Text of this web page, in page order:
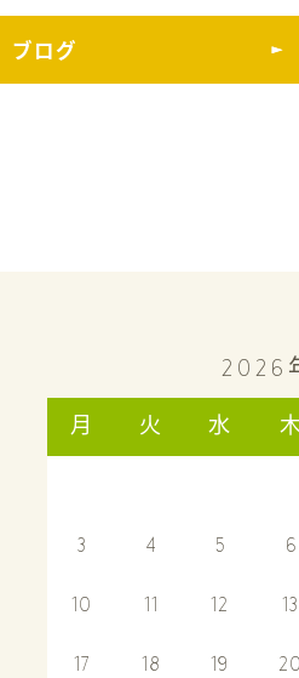
ブログ
2026
月 火 水
3 4 5 6
10 11 12 13
17 18 19 20